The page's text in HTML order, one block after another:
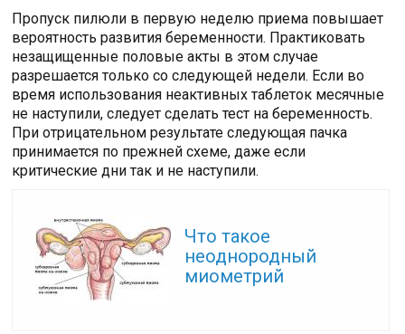
Пропуск пилюли в первую неделю приема повышает
вероятность развития беременности. Практиковать
незащищенные половые акты в этом случае
разрешается только со следующей недели. Если во
время использования неактивных таблеток месячные
не наступили, следует сделать тест на беременность.
При отрицательном результате следующая пачка
принимается по прежней схеме, даже если
критические дни так и не наступили.
Что такое
неоднородный
миометрий